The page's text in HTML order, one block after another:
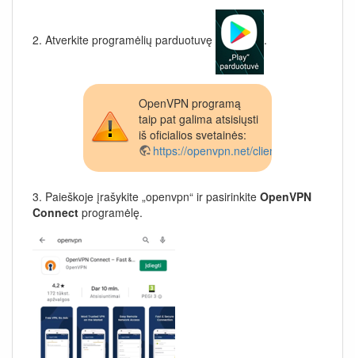
2. Atverkite programėlių parduotuvę .
OpenVPN programą
taip pat galima atsisiųsti
iš oficialios svetainės:
https://openvpn.net/client/
3. Paieškoje įrašykite „openvpn“ ir pasirinkite OpenVPN
Connect programėlę.